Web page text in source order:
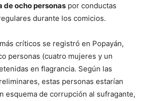
de ocho personas por conductas
durante los comicios.
críticos se registró en Popayán,
personas (cuatro mujeres y un
en flagrancia. Según las
estas personas estarían
esquema de corrupción al sufragante,